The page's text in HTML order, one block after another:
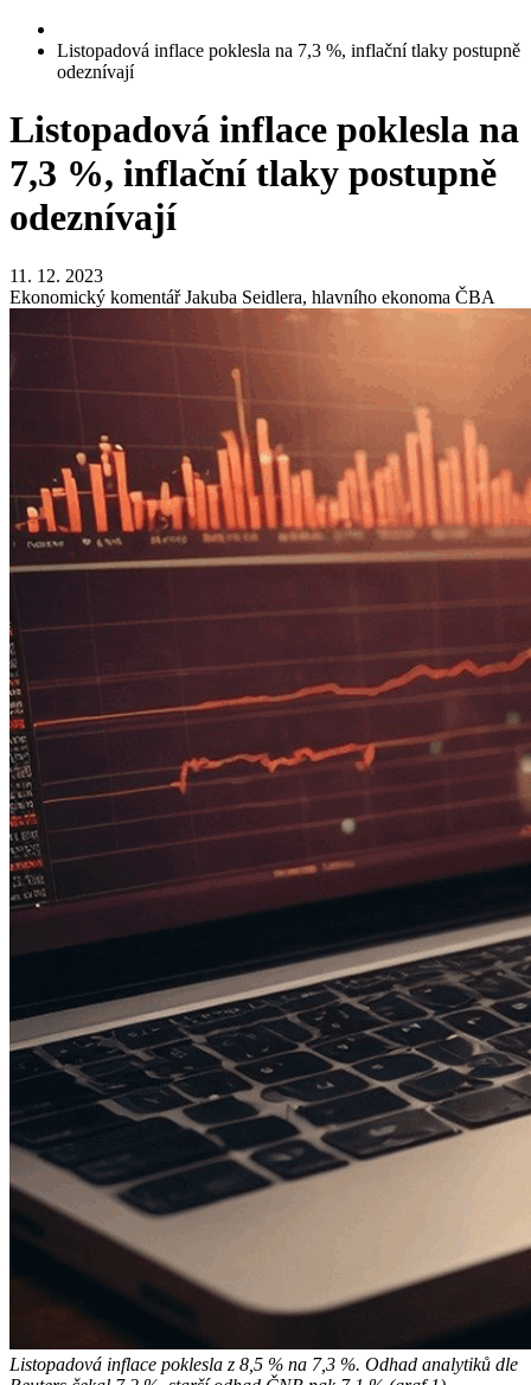
Listopadová inflace poklesla na 7,3 %, inflační tlaky postupně
odeznívají
Listopadová inflace poklesla na
7,3 %, inflační tlaky postupně
odeznívají
11. 12. 2023
Ekonomický komentář Jakuba Seidlera, hlavního ekonoma ČBA
Listopadová inflace poklesla z 8,5 % na 7,3 %. Odhad analytiků dle